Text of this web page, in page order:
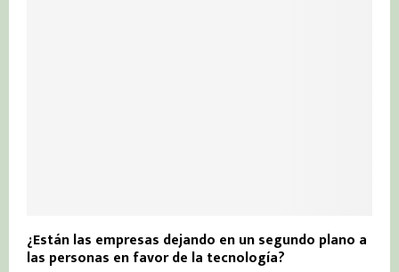
¿Están las empresas dejando en un segundo plano a
las personas en favor de la tecnología?